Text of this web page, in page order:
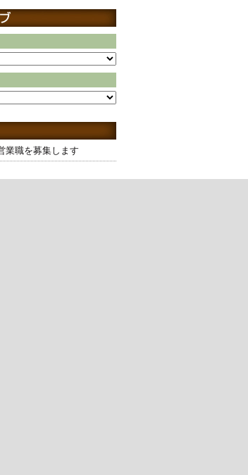
業職を募集します